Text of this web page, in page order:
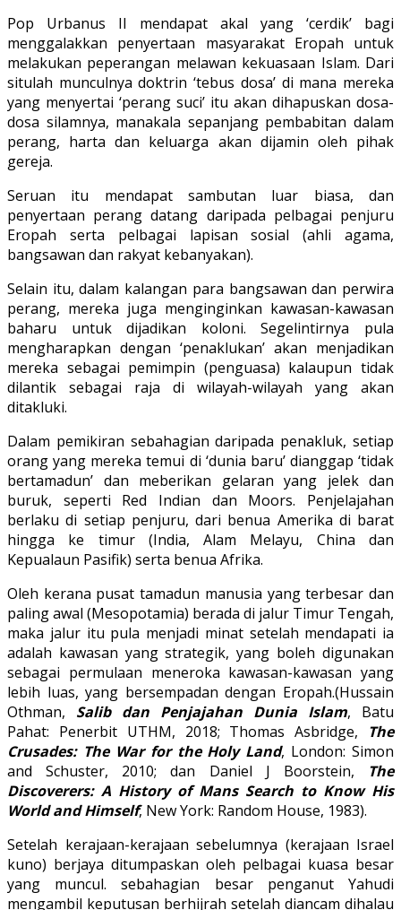
Pop Urbanus II mendapat akal yang ‘cerdik’ bagi
menggalakkan penyertaan masyarakat Eropah untuk
melakukan peperangan melawan kekuasaan Islam. Dari
situlah munculnya doktrin ‘tebus dosa’ di mana mereka
yang menyertai ‘perang suci’ itu akan dihapuskan dosa-
dosa silamnya, manakala sepanjang pembabitan dalam
perang, harta dan keluarga akan dijamin oleh pihak
gereja.
Seruan itu mendapat sambutan luar biasa, dan
penyertaan perang datang daripada pelbagai penjuru
Eropah serta pelbagai lapisan sosial (ahli agama,
bangsawan dan rakyat kebanyakan).
Selain itu, dalam kalangan para bangsawan dan perwira
perang, mereka juga menginginkan kawasan-kawasan
baharu untuk dijadikan koloni. Segelintirnya pula
mengharapkan dengan ‘penaklukan’ akan menjadikan
mereka sebagai pemimpin (penguasa) kalaupun tidak
dilantik sebagai raja di wilayah-wilayah yang akan
ditakluki.
Dalam pemikiran sebahagian daripada penakluk, setiap
orang yang mereka temui di ‘dunia baru’ dianggap ‘tidak
bertamadun’ dan meberikan gelaran yang jelek dan
buruk, seperti Red Indian dan Moors. Penjelajahan
berlaku di setiap penjuru, dari benua Amerika di barat
hingga ke timur (India, Alam Melayu, China dan
Kepualaun Pasifik) serta benua Afrika.
Oleh kerana pusat tamadun manusia yang terbesar dan
paling awal (Mesopotamia) berada di jalur Timur Tengah,
maka jalur itu pula menjadi minat setelah mendapati ia
adalah kawasan yang strategik, yang boleh digunakan
sebagai permulaan meneroka kawasan-kawasan yang
lebih luas, yang bersempadan dengan Eropah.(Hussain
Othman, Salib dan Penjajahan Dunia Islam, Batu
Pahat: Penerbit UTHM, 2018; Thomas Asbridge, The
Crusades: The War for the Holy Land, London: Simon
and Schuster, 2010; dan Daniel J Boorstein, The
Discoverers: A History of Mans Search to Know His
World and Himself, New York: Random House, 1983).
Setelah kerajaan-kerajaan sebelumnya (kerajaan Israel
kuno) berjaya ditumpaskan oleh pelbagai kuasa besar
yang muncul. sebahagian besar penganut Yahudi
mengambil keputusan berhijrah setelah diancam dihalau